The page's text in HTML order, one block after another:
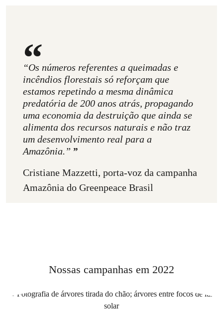
“Os números referentes a queimadas e
incêndios florestais só reforçam que
estamos repetindo a mesma dinâmica
predatória de 200 anos atrás, propagando
uma economia da destruição que ainda se
alimenta dos recursos naturais e não traz
um desenvolvimento real para a
Amazônia.”
Cristiane Mazzetti, porta-voz da campanha
Amazônia do Greenpeace Brasil
Nossas campanhas em 2022